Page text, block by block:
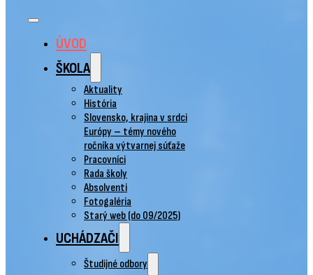
ÚVOD
ŠKOLA
Aktuality
História
Slovensko, krajina v srdci
Európy – témy nového
ročníka výtvarnej súťaže
Pracovníci
Rada školy
Absolventi
Fotogaléria
Starý web (do 09/2025)
UCHÁDZAČI
Študijné odbory